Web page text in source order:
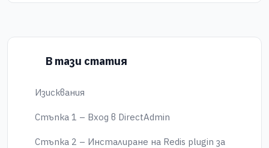
В тази статия
Изисквания
Стъпка 1 – Вход в DirectAdmin
Стъпка 2 – Инсталиране на Redis plugin за